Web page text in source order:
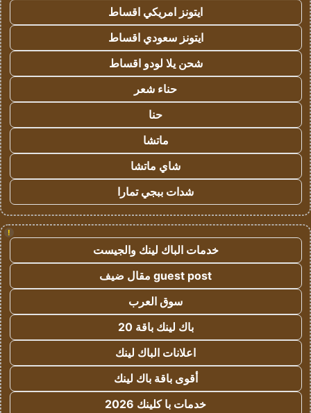
ايتونز امريكي اقساط
ايتونز سعودي اقساط
شحن يلا لودو اقساط
حناء شعر
حنا
ماتشا
شاي ماتشا
شدات ببجي تمارا
!
خدمات الباك لينك والجيست
guest post مقال ضيف
سوق العرب
باك لينك باقة 20
اعلانات الباك لينك
أقوى باقة باك لينك
خدمات با كلينك 2026